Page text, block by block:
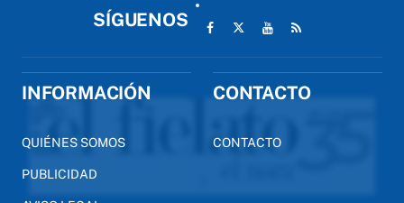
SÍGUENOS
INFORMACIÓN
QUIÉNES SOMOS
PUBLICIDAD
CONTACTO
CONTACTO